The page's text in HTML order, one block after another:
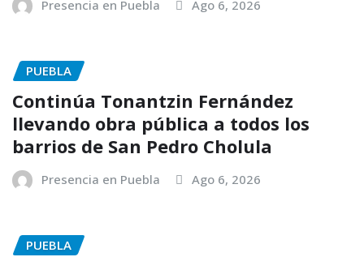
Presencia en Puebla Ago 6, 2026
PUEBLA
Continúa Tonantzin Fernández
llevando obra pública a todos los
barrios de San Pedro Cholula
Presencia en Puebla Ago 6, 2026
PUEBLA